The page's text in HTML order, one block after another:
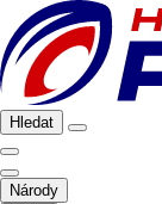
Hledat
Národy